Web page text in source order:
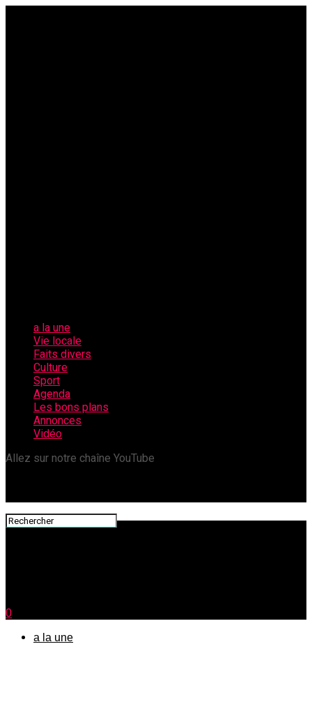
a la une
Vie locale
Faits divers
Culture
Sport
Agenda
Les bons plans
Annonces
Vidéo
Allez sur notre chaîne YouTube
0
a la une